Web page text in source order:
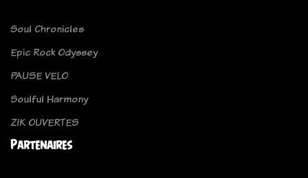
Soul Chronicles
Epic Rock Odyssey
PAUSE VELO
Soulful Harmony
ZIK OUVERTES
Partenaires